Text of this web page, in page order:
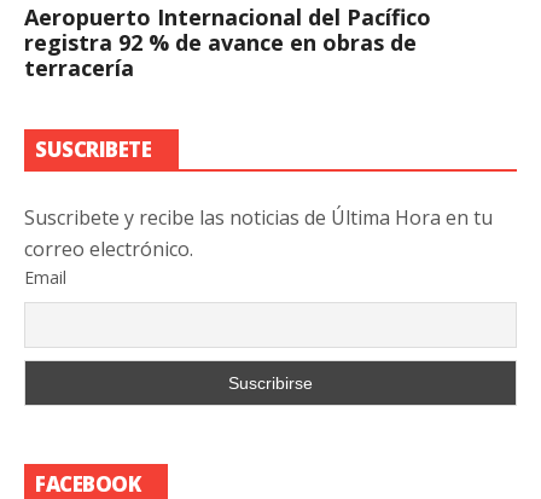
Aeropuerto Internacional del Pacífico
registra 92 % de avance en obras de
terracería
SUSCRIBETE
Suscribete y recibe las noticias de Última Hora en tu
correo electrónico.
Email
FACEBOOK